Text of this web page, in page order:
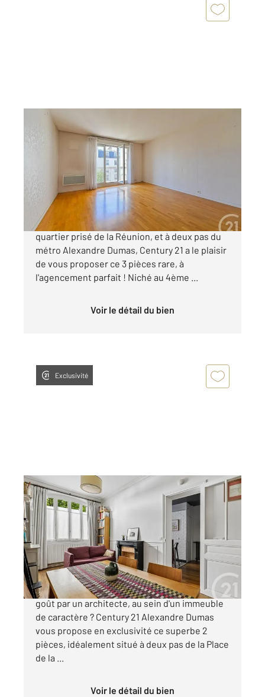
PARIS 75020
65,34 m2, 3 pièces
Ref : 15278
Appartement F3 à vendre
665 600 €
3 pièces traversant au calme ! Au cœur du
quartier prisé de la Réunion, et à deux pas du
métro Alexandre Dumas, Century 21 a le plaisir
de vous proposer ce 3 pièces rare, à
l'agencement parfait ! Niché au 4ème ...
Voir le détail du bien
Exclusivité
PARIS 75020
46,59 m2 , 2 pièces
Ref : 13579
Appartement F2 à vendre
446 500 €
Vous rêvez d'un appartement repensé avec
goût par un architecte, au sein d'un immeuble
de caractère ? Century 21 Alexandre Dumas
vous propose en exclusivité ce superbe 2
pièces, idéalement situé à deux pas de la Place
de la ...
Voir le détail du bien